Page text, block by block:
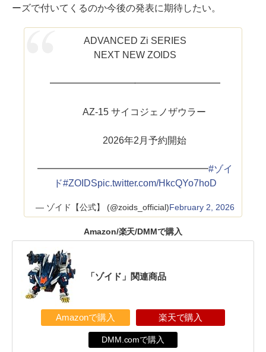
ーズで付いてくるのか今後の発表に期待したい。
ADVANCED Zi SERIES
NEXT NEW ZOIDS
━━━━━━━━━━━━━━━━━━
AZ-15 サイコジェノザウラー
2026年2月予約開始
━━━━━━━━━━━━━━━━━━#ゾイ
ド#ZOIDSpic.twitter.com/HkcQYo7hoD
— ゾイド【公式】 (@zoids_official)February 2, 2026
Amazon/楽天/DMMで購入
「ゾイド」関連商品
Amazonで購入 楽天で購入
DMM.comで購入